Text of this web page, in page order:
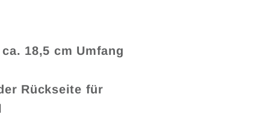
18,5 cm Umfang
Rückseite für